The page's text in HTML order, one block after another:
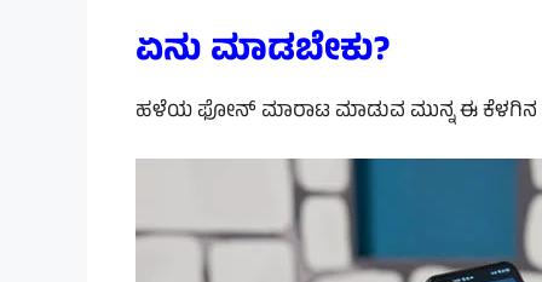
ಏನುಮಾಡಬೇಕು?
ಹಳೆಯ ಫೋನ್ ಮಾರಾಟ ಮಾಡುವ ಮುನ್ನ ಈ ಕೆಳಗಿನ